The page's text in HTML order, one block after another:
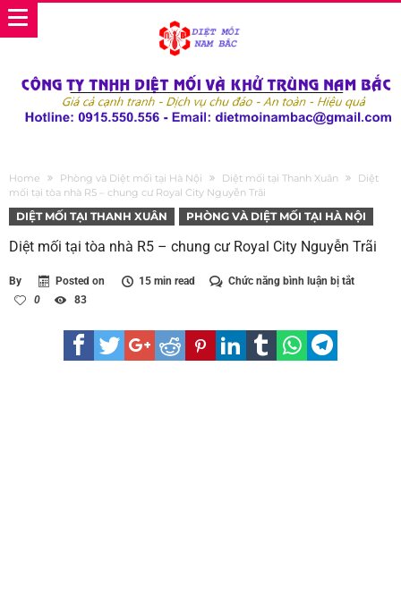
Home Phòng và Diệt mối tại Hà Nội Diệt mối tại Thanh Xuân
Diệt
mối tại tòa nhà R5 – chung cư Royal City Nguyễn Trãi
DIỆT MỐI TẠI THANH XUÂN PHÒNG VÀ DIỆT MỐI TẠI HÀ NỘI
Diệt mối tại tòa nhà R5 – chung cư Royal City Nguyễn Trãi
By Posted on 15 min read Chức năng bình luận bị tắtở
0 83